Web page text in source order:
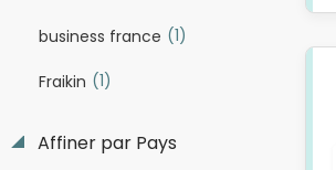
business france (1)
Fraikin (1)
Affiner par Pays